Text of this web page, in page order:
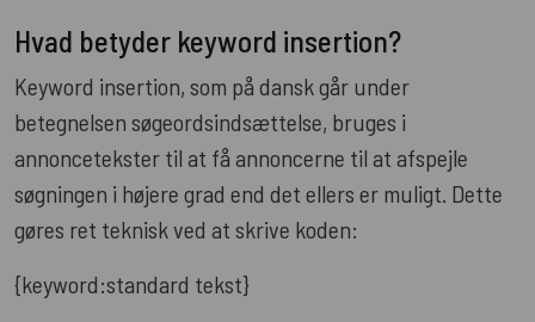
Hvad betyder keyword insertion?
Keyword insertion, som på dansk går under
betegnelsen søgeordsindsættelse, bruges i
annoncetekster til at få annoncerne til at afspejle
søgningen i højere grad end det ellers er muligt. Dette
gøres ret teknisk ved at skrive koden:
{keyword:standard tekst}